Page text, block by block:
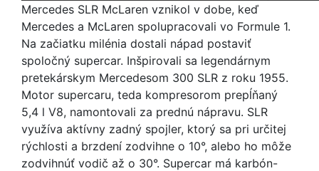
Mercedes SLR McLaren vznikol v dobe, keď
Mercedes a McLaren spolupracovali vo Formule 1.
Na začiatku milénia dostali nápad postaviť
spoločný supercar. Inšpirovali sa legendárnym
pretekárskym Mercedesom 300 SLR z roku 1955.
Motor supercaru, teda kompresorom prepĺňaný
5,4 l V8, namontovali za prednú nápravu. SLR
využíva aktívny zadný spojler, ktorý sa pri určitej
rýchlosti a brzdení zodvihne o 10°, alebo ho môže
zodvihnúť vodič až o 30°. Supercar má karbón-